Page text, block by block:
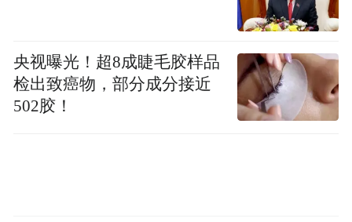
己有，数额较大的，处三年以下有期徒刑或
者拘役，并处罚金；数额巨大的，处三年以
上十年以下有期徒刑，并处罚金；数额特别
巨大的，处十年以上有期徒刑或者无期徒
刑，并处罚金
央视曝光！超8成睫毛胶样品
检出致癌物，部分成分接近
502胶！